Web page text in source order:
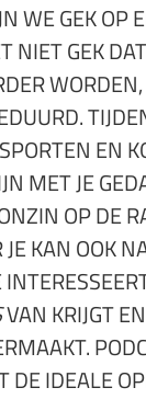
WE GEK OP
NIET GEK
EN
MET JE
OP DE
KAN OOK
VAN KRIJGT
DE IDEALE